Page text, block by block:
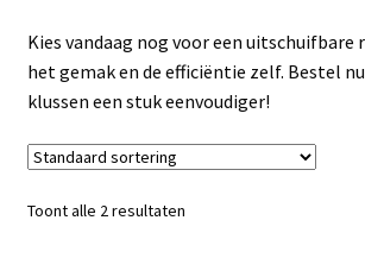
Retourbeleid
Videos
Winkelwagen
Kies vandaag nog voor een uitschuifbare
het gemak en de efficiëntie zelf. Bestel
klussen een stuk eenvoudiger!
Toont alle 2 resultaten